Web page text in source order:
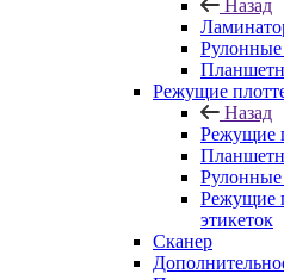
Назад
Режущие
Назад
Режущие
Режущие
этикеток
Сканер